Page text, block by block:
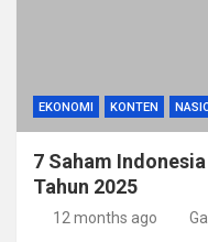
EKONOMI KONTEN
7 Saham
Tahun 2025
12 months ago